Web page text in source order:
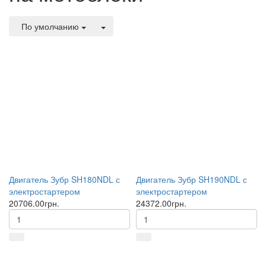
По умолчанию
Двигатель Зубр SH180NDL с
электростартером
20706.00грн.
Двигатель Зубр SH190NDL с
электростартером
24372.00грн.